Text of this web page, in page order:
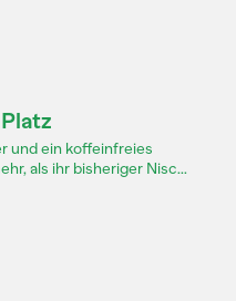
und ein koffeinfreies
als ihr bisheriger Nisc...